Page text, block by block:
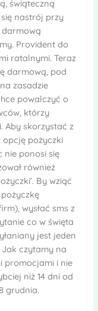
świąteczną
nastrój przy
Provident do
ratalnymi. Teraz
darmową, pod
zasadzie
powalczyć o
którzy
Aby skorzystać z
pożyczki
nie ponosi się
również
By wziąć
wysłać sms z
co w święta
jest jeden
Jak czytamy na
promocjami i nie
niż 14 dni od
grudnia.